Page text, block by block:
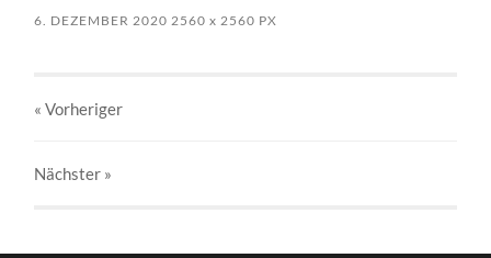
6. DEZEMBER 2020 2560x 2560 PX
« Vorheriger
Nächster »